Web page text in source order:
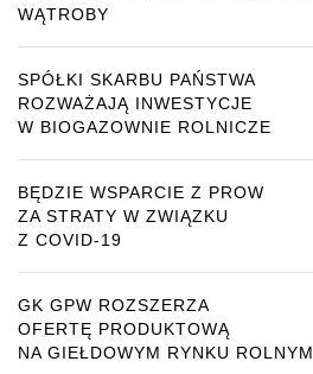
WĄTROBY
SPÓŁKI SKARBU PAŃSTWA
ROZWAŻAJĄ INWESTYCJE
W BIOGAZOWNIE ROLNICZE
BĘDZIE WSPARCIE Z PROW
ZA STRATY W ZWIĄZKU
Z COVID-19
GK GPW ROZSZERZA
OFERTĘ PRODUKTOWĄ
NA GIEŁDOWYM RYNKU ROLNYM